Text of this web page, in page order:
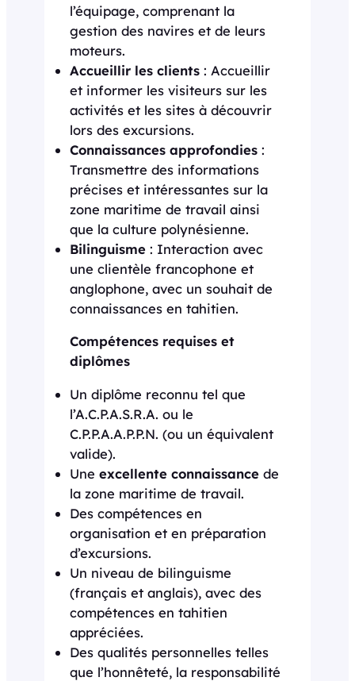
l’équipage, comprenant la
gestion des navires et de leurs
moteurs.
Accueillir les clients : Accueillir
et informer les visiteurs sur les
activités et les sites à découvrir
lors des excursions.
Connaissances approfondies :
Transmettre des informations
précises et intéressantes sur la
zone maritime de travail ainsi
que la culture polynésienne.
Bilinguisme : Interaction avec
une clientèle francophone et
anglophone, avec un souhait de
connaissances en tahitien.
Compétences requises et
diplômes
Un diplôme reconnu tel que
l’A.C.P.A.S.R.A. ou le
C.P.P.A.A.P.P.N. (ou un équivalent
valide).
Une excellente connaissance de
la zone maritime de travail.
Des compétences en
organisation et en préparation
d’excursions.
Un niveau de bilinguisme
(français et anglais), avec des
compétences en tahitien
appréciées.
Des qualités personnelles telles
que l’honnêteté, la responsabilité